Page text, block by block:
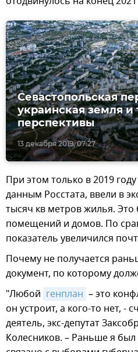
13 декабря 2019, 07:27
Севастопольская
украинская земля
перспективы
При этом только в 2019
данным Росстата, ввели в
тысяч кв метров жилья.
помещений и домов. По
показатель увеличился
Почему не получается
документ, по которому
"Любой генплан – это
он устроит, а кого-то нет, -
деятель, экс-депутат
Колесников. – Раньше я был